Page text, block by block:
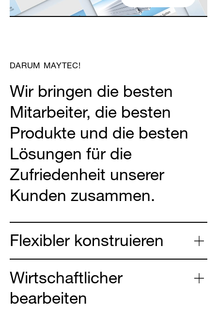
DARUM MAYTEC!
Wir bringen die besten
Mitarbeiter, die besten
Produkte und die besten
Lösungen für die
Zufriedenheit unserer
Kunden zusammen.
Flexibler konstruieren
Wirtschaftlicher
bearbeiten
Anmelden